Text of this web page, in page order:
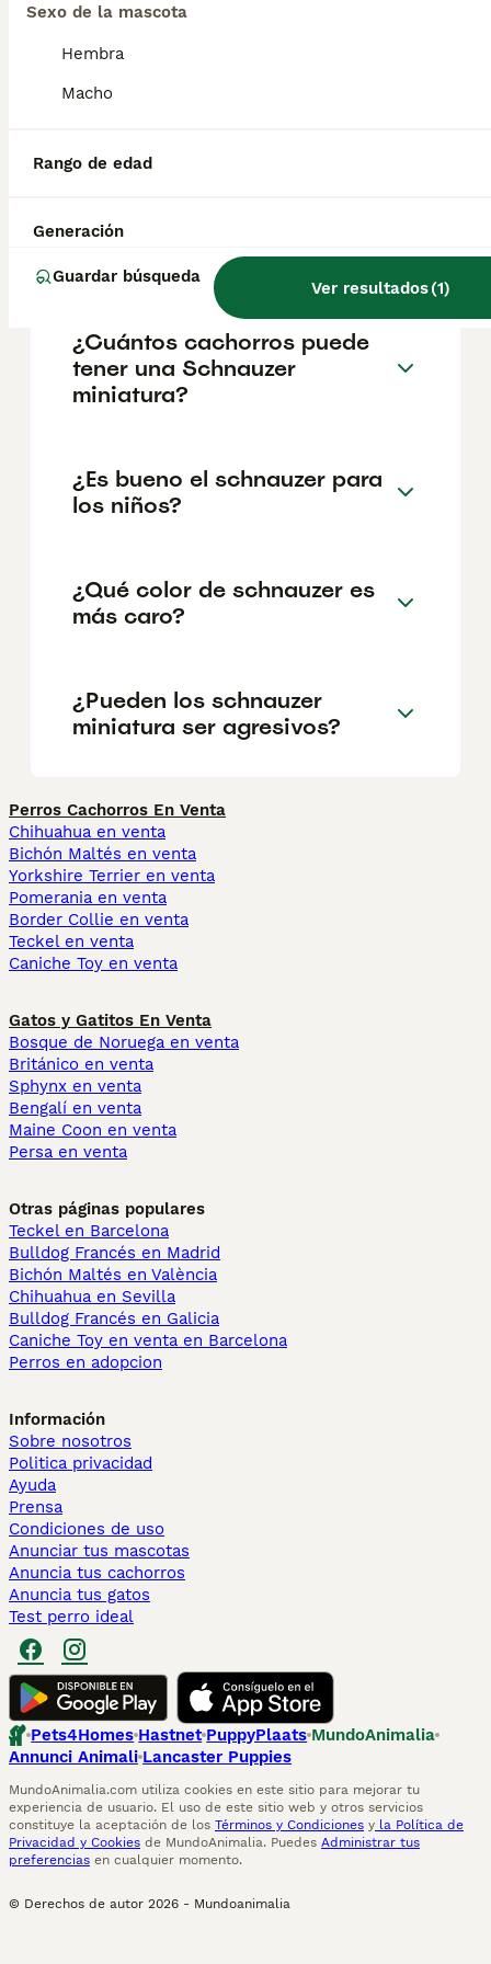
Sexo de la mascota
Hembra
Macho
Rango de edad
Generación
Guardar búsqueda
Ver resultados(1)
Preguntas frecuentes
¿Cuánto cuesta un cachorro
El coste medio de un cachorro de Schnauzer
según factores como el pedigrí, la
reputación del criador y la ubicación.
¿Cuántos cachorros puede
tener una Schnauzer
miniatura?
¿Es bueno el schnauzer para
los niños?
¿Qué color de schnauzer es
más caro?
¿Pueden los schnauzer
miniatura ser agresivos?
Perros Cachorros En Venta
Chihuahua en venta
Bichón Maltés en venta
Yorkshire Terrier en venta
Pomerania en venta
Border Collie en venta
Teckel en venta
Caniche Toy en venta
Gatos y Gatitos En Venta
Bosque de Noruega en venta
Británico en venta
Sphynx en venta
Bengalí en venta
Maine Coon en venta
Persa en venta
Otras páginas populares
Teckel en Barcelona
Bulldog Francés en Madrid
Bichón Maltés en València
Chihuahua en Sevilla
Bulldog Francés en Galicia
Caniche Toy en venta en Barcelona
Perros en adopcion
Información
Sobre nosotros
Politica privacidad
Ayuda
Prensa
Condiciones de uso
Anunciar tus mascotas
Anuncia tus cachorros
Anuncia tus gatos
Test perro ideal
Pets4Homes Hastnet PuppyPlaats MundoAnimalia
Annunci Animali Lancaster Puppies
MundoAnimalia.com utiliza cookies en este sitio para mejorar tu
experiencia de usuario. El uso de este sitio web y otros servicios
constituye la aceptación de los Términos y Condiciones y la Política de
Privacidad y Cookies de MundoAnimalia. Puedes Administrar tus
preferencias en cualquier momento.
© Derechos de autor 2026 - Mundoanimalia